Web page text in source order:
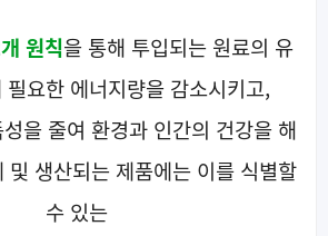
원칙을 통해 투입되는 원료의 유
요한 에너지량을 감소시키고,
을 줄여 환경과 인간의 건강을 해
및 생산되는 제품에는 이를 식별할
수 있는